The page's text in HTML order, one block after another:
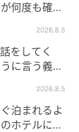
ていない
した。私
すから」
何度も確認
2026.8.5
をしてく
に言う義
2026.8.5
泊まれるよ
ホテルに押